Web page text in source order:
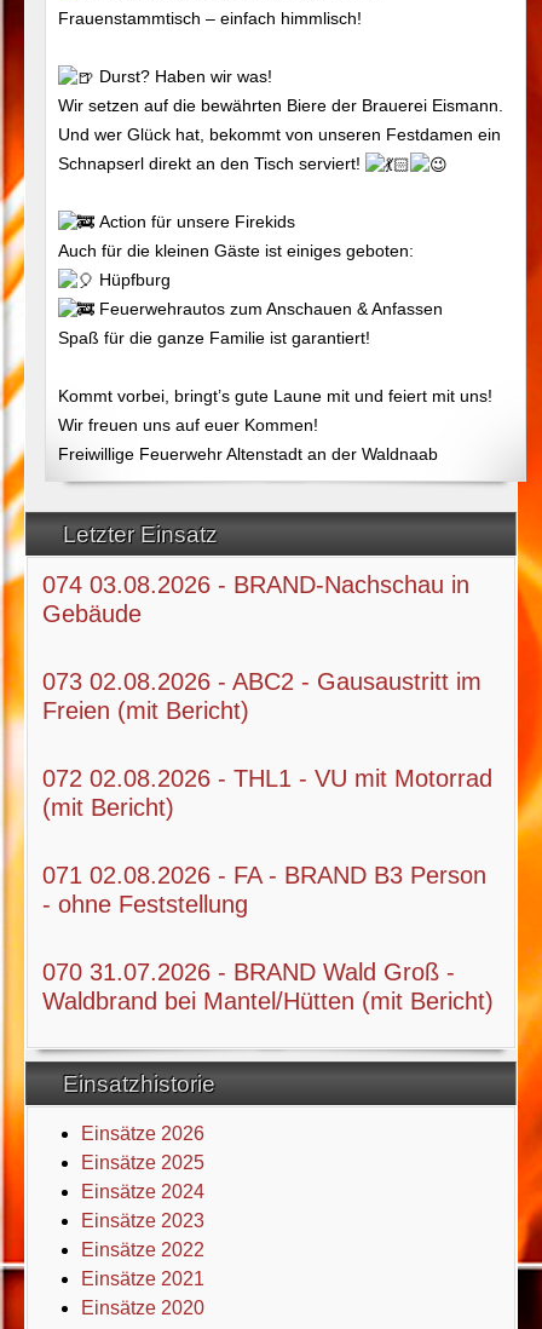
Letzter Einsatz
074 03.08.2026 - BRAND-Nachschau in
Gebäude
073 02.08.2026 - ABC2 - Gausaustritt im
Freien (mit Bericht)
072 02.08.2026 - THL1 - VU mit Motorrad
(mit Bericht)
071 02.08.2026 - FA - BRAND B3 Person
- ohne Feststellung
070 31.07.2026 - BRAND Wald Groß -
Waldbrand bei Mantel/Hütten (mit Bericht)
Einsatzhistorie
Einsätze 2026
Einsätze 2025
Einsätze 2024
Einsätze 2023
Einsätze 2022
Einsätze 2021
Einsätze 2020
Frauenstammtisch – einfach himmlisch!
Durst? Haben wir was!
Wir setzen auf die bewährten Biere der Brauerei Eismann.
Und wer Glück hat, bekommt von unseren Festdamen ein
Schnapserl direkt an den Tisch serviert!
Action für unsere Firekids
Auch für die kleinen Gäste ist einiges geboten:
Hüpfburg
Feuerwehrautos zum Anschauen & Anfassen
Spaß für die ganze Familie ist garantiert!
Kommt vorbei, bringt’s gute Laune mit und feiert mit uns!
Wir freuen uns auf euer Kommen!
Freiwillige Feuerwehr Altenstadt an der Waldnaab